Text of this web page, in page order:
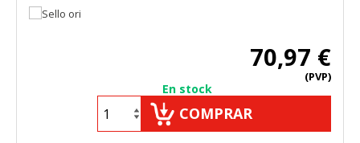
70,97 €
(PVP)
En stock
COMPRAR